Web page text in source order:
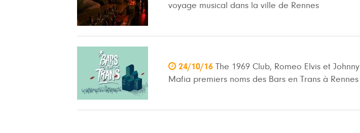
voyage musical dans la ville de Rennes
 24/10/16 The 1969 Club, Romeo Elvis et Johnny
Mafia premiers noms des Bars en Trans à Rennes